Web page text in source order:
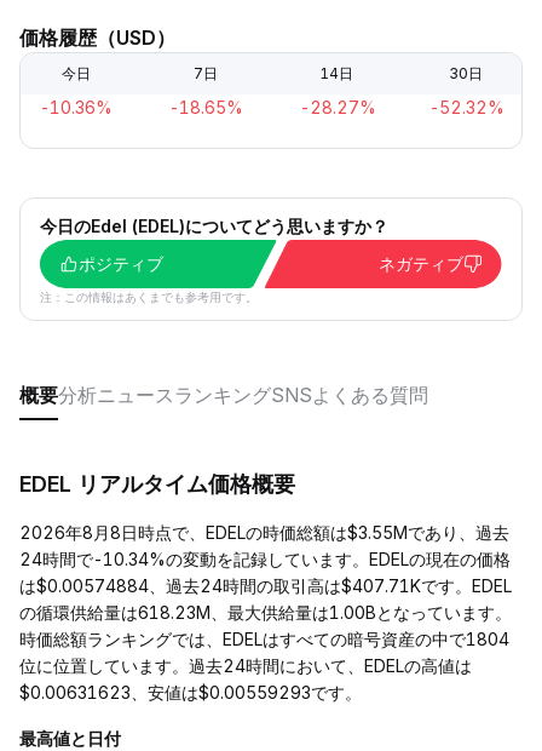
価格履歴（USD）
今日 7日 14日 30日
-10.36% -18.65% -28.27% -52.32%
今日のEdel (EDEL)についてどう思いますか？
ポジティブ
ネガティブ
注：この情報はあくまでも参考用です。
概要分析ニュース ランキングSNSよくある質問
EDEL リアルタイム価格概要
2026年8月8日時点で、EDELの時価総額は$3.55Mであり、過去
24時間で-10.34%の変動を記録しています。EDELの現在の価格
は$0.00574884、過去24時間の取引高は$407.71Kです。EDEL
の循環供給量は618.23M、最大供給量は1.00Bとなっています。
時価総額ランキングでは、EDELはすべての暗号資産の中で1804
位に位置しています。過去24時間において、EDELの高値は
$0.00631623、安値は$0.00559293です。
最高値と日付